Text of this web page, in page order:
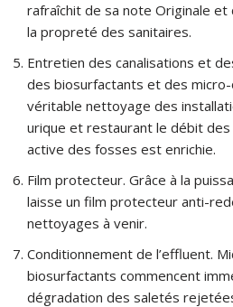
rafraîchit de sa note Originale
la propreté des sanitaires.
Entretien des canalisations et
des biosurfactants et des
véritable nettoyage des
urique et restaurant le débit des
active des fosses est enrichie.
Film protecteur. Grâce à la
laisse un film protecteur anti-
nettoyages à venir.
Conditionnement de l’effluent.
biosurfactants commencent
dégradation des saletés